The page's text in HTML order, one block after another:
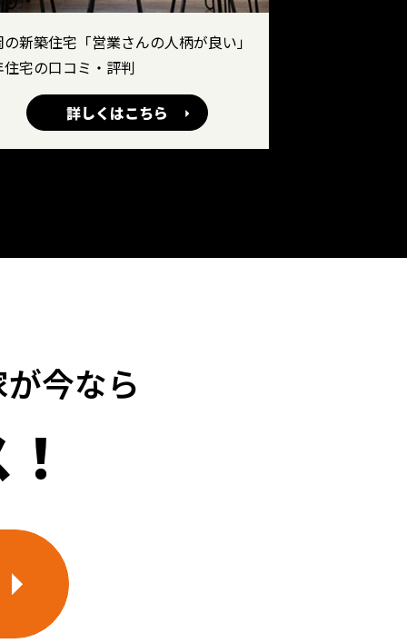
新築住宅「営業さんの人柄が良い」
宅の口コミ・評判
詳しくはこちら
今なら